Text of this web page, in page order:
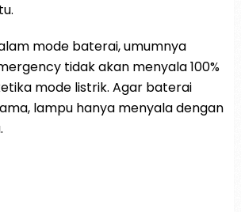
mode baterai, umumnya
tidak akan menyala 100%
mode listrik. Agar baterai
lampu hanya menyala dengan